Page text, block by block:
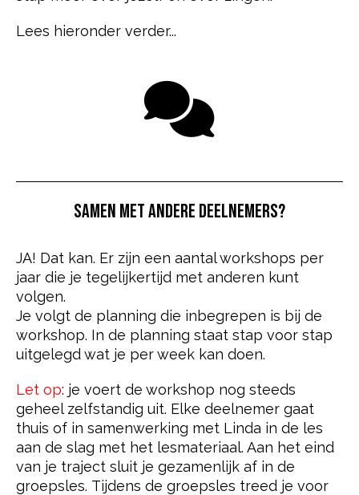
Lees hieronder verder...
SAMEN MET ANDERE DEELNEMERS?
JA! Dat kan. Er zijn een aantal workshops per
jaar die je tegelijkertijd met anderen kunt
volgen.
Je volgt de planning die inbegrepen is bij de
workshop. In de planning staat stap voor stap
uitgelegd wat je per week kan doen.
Let op: je voert de workshop nog steeds
geheel zelfstandig uit. Elke deelnemer gaat
thuis of in samenwerking met Linda in de les
aan de slag met het lesmateriaal. Aan het eind
van je traject sluit je gezamenlijk af in de
groepsles. Tijdens de groepsles treed je voor